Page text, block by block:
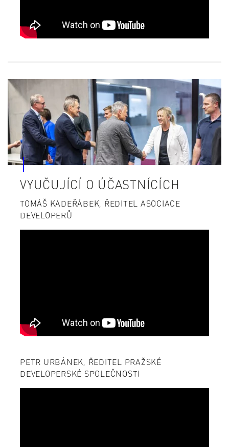
VYUČUJÍCÍ O ÚČASTNÍCÍCH
TOMÁŠ KADEŘÁBEK, ŘEDITEL ASOCIACE
DEVELOPERŮ
PETR URBÁNEK, ŘEDITEL PRAŽSKÉ
DEVELOPERSKÉ SPOLEČNOSTI